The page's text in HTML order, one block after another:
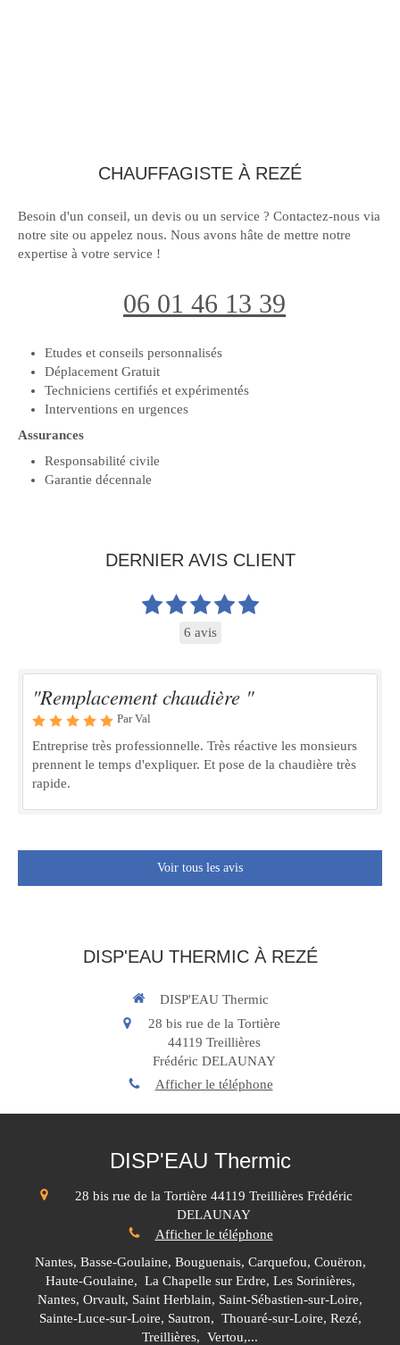
CHAUFFAGISTE À REZÉ
Besoin d'un conseil, un devis ou un service ? Contactez-nous via
notre site ou appelez nous. Nous avons hâte de mettre notre
expertise à votre service !
06 01 46 13 39
Etudes et conseils personnalisés
Déplacement Gratuit
Techniciens certifiés et expérimentés
Interventions en urgences
Assurances
Responsabilité civile
Garantie décennale
DERNIER AVIS CLIENT
6 avis
"Remplacement chaudière "
Par Val
Entreprise très professionnelle. Très réactive les monsieurs
prennent le temps d'expliquer. Et pose de la chaudière très
rapide.
Voir tous les avis
DISP'EAU THERMIC À REZÉ
DISP'EAU Thermic
28 bis rue de la Tortière
44119 Treillières
Frédéric DELAUNAY
Afficher le téléphone
DISP'EAU Thermic
28 bis rue de la Tortière 44119 Treillières Frédéric
DELAUNAY
Afficher le téléphone
Nantes, Basse-Goulaine, Bouguenais, Carquefou, Couëron,
Haute-Goulaine, La Chapelle sur Erdre, Les Sorinières,
Nantes, Orvault, Saint Herblain, Saint-Sébastien-sur-Loire,
Sainte-Luce-sur-Loire, Sautron, Thouaré-sur-Loire, Rezé,
Treillières, Vertou,...